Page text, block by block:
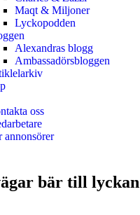
Maqt & Miljoner
Lyckopodden
Alexandras blogg
Ambassadörsbloggen
oss
annonsörer
bär till lyckan